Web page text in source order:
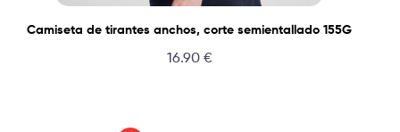
Camiseta de tirantes anchos, corte semientallado 155G
16.90 €